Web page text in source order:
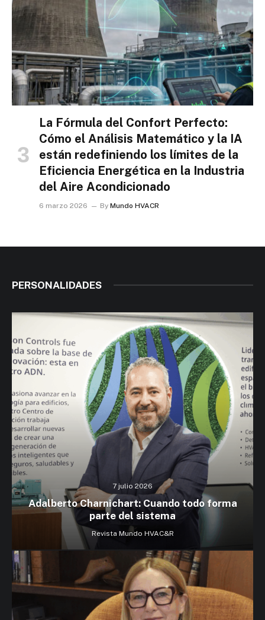
La Fórmula del Confort Perfecto:
Cómo el Análisis Matemático y la IA
están redefiniendo los límites de la
Eficiencia Energética en la Industria
del Aire Acondicionado
6 marzo 2026 By Mundo HVACR
PERSONALIDADES
7 julio 2026
Adalberto Charnichart: Cuando todo forma
parte del sistema
Revista Mundo HVAC&R